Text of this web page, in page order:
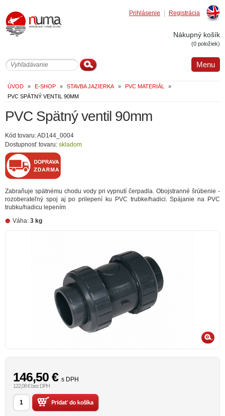
Registrácia
Prihlásenie
Nákupný košík
(0 položiek)
Menu
ÚVOD » E-SHOP » STAVBA JAZIERKA » PVC MATERIÁL
»
PVC SPÄTNÝ VENTIL 90MM
PVC Spätný ventil 90mm
Kód tovaru: AD144_0004
Dostupnosť tovaru: skladom
Zabraňuje spätnému chodu vody pri vypnutí čerpadla. Obojstranné šrúbenie -
rozoberateľný spoj aj po prilepení ku PVC trubke/hadici. Spájanie na PVC
trubku/hadicu lepením
Váha: 3 kg
146,50 € s DPH
122,08 € bez DPH